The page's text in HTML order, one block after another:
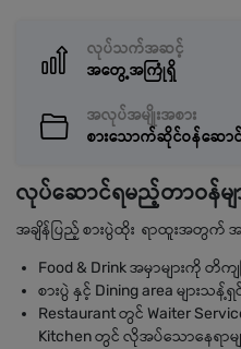
လုပ်သက်အဆင့်
အတွေ့အကြုံရှိ
အလုပ်အမျိုးအစား
စားသောက်ဆိုင်ဝန်ဆော
လုပ်ဆောင်ရမည့်တာဝန်မျ
အချိန်ပြည့် စားပွဲထိုး ရာထူးအတွက်
Food & Drink အမှာများကို တိ
စားပွဲ နှင့် Dining area များသ
Restaurant တွင် Waiter
Kitchen တွင် လိုအပ်သောနေရာ